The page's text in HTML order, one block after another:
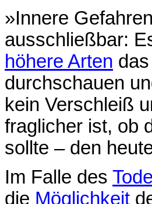
»Innere
ausschließbar:
höhere Arten
durchschauen
kein Verschleiß
fraglicher ist, ob
sollte – den
Im Falle des
die Möglichkeit